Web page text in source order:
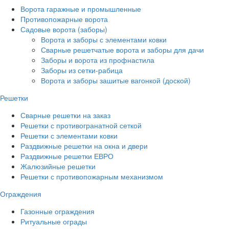
Ворота гаражные и промышленные
Противопожарные ворота
Садовые ворота (заборы)
Ворота и заборы с элементами ковки
Сварные решетчатые ворота и заборы для дачи
Заборы и ворота из профнастила
Заборы из сетки-рабица
Ворота и заборы зашитые вагонкой (доской)
Решетки
Сварные решетки на заказ
Решетки с противогранатной сеткой
Решетки с элементами ковки
Раздвижные решетки на окна и двери
Раздвижные решетки ЕВРО
Жалюзийные решетки
Решетки с противопожарным механизмом
Ограждения
Газонные ограждения
Ритуальные ограды